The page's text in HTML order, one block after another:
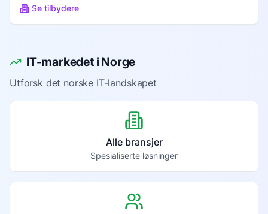
Se tilbydere
IT-markedet i Norge
Utforsk det norske IT-landskapet
Alle bransjer
Spesialiserte løsninger